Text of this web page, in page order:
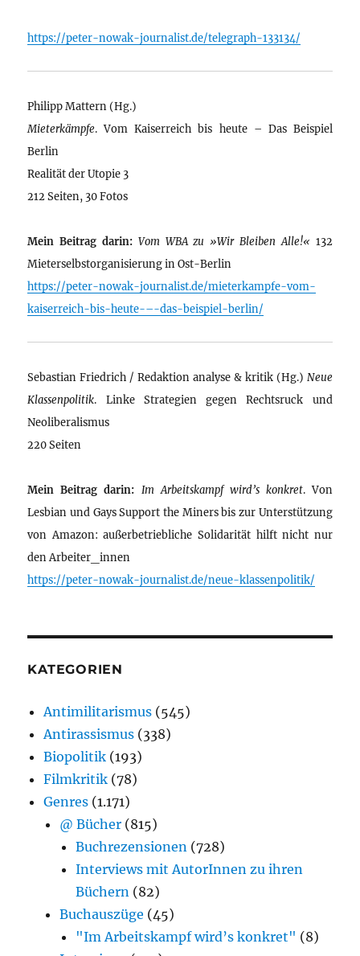
https://peter-nowak-journalist.de/telegraph-133134/
Philipp Mattern (Hg.)
Mieterkämpfe. Vom Kaiserreich bis heute – Das Beispiel
Berlin
Realität der Utopie 3
212 Seiten, 30 Fotos
Mein Beitrag darin: Vom WBA zu »Wir Bleiben Alle!« 132
Mieterselbstorganisierung in Ost-Berlin
https://peter-nowak-journalist.de/mieterkampfe-vom-
kaiserreich-bis-heute-–-das-beispiel-berlin/
Sebastian Friedrich / Redaktion analyse & kritik (Hg.) Neue
Klassenpolitik. Linke Strategien gegen Rechtsruck und
Neoliberalismus
220 Seiten
Mein Beitrag darin: Im Arbeitskampf wird’s konkret. Von
Lesbian und Gays Support the Miners bis zur Unterstützung
von Amazon: außerbetriebliche Solidarität hilft nicht nur
den Arbeiter_innen
https://peter-nowak-journalist.de/neue-klassenpolitik/
KATEGORIEN
Antimilitarismus (545)
Antirassismus (338)
Biopolitik (193)
Filmkritik (78)
Genres (1.171)
@ Bücher (815)
Buchrezensionen (728)
Interviews mit AutorInnen zu ihren
Büchern (82)
Buchauszüge (45)
"Im Arbeitskampf wird’s konkret" (8)